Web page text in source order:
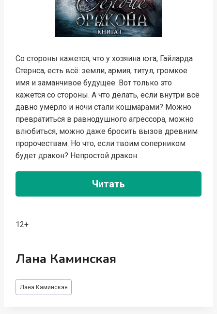
Со стороны кажется, что у хозяина юга, Гайларда
Стернса, есть всё: земли, армия, титул, громкое
имя и заманчивое будущее. Вот только это
кажется со стороны. А что делать, если внутри всё
давно умерло и ночи стали кошмарами? Можно
превратиться в равнодушного агрессора, можно
влюбиться, можно даже бросить вызов древним
пророчествам. Но что, если твоим соперником
будет дракон? Непростой дракон…
Читать
12+
Лана Каминская
Метки
записи:
Лана Каминская